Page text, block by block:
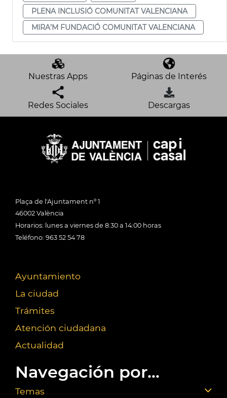
PLENA INCLUSIÓ COMUNITAT VALENCIANA
MIRA’M FUNDACIÓ COMUNITAT VALENCIANA
Nuestras Apps Páginas de Interés
Redes Sociales Descargas
Plaça de l'Ajuntament nº 1
46002 València
Horarios: lunes a viernes de 8:30 a 14:00 horas
Teléfono: 963 52 54 78
Ayuntamiento
La ciudad
Trámites
Atención ciudadana
Actualidad
Navegación por...
Temas